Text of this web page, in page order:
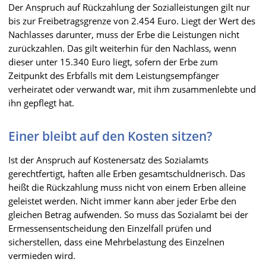
Der Anspruch auf Rückzahlung der Sozialleistungen gilt nur
bis zur Freibetragsgrenze von 2.454 Euro. Liegt der Wert des
Nachlasses darunter, muss der Erbe die Leistungen nicht
zurückzahlen. Das gilt weiterhin für den Nachlass, wenn
dieser unter 15.340 Euro liegt, sofern der Erbe zum
Zeitpunkt des Erbfalls mit dem Leistungsempfänger
verheiratet oder verwandt war, mit ihm zusammenlebte und
ihn gepflegt hat.
Einer bleibt auf den Kosten sitzen?
Ist der Anspruch auf Kostenersatz des Sozialamts
gerechtfertigt, haften alle Erben gesamtschuldnerisch. Das
heißt die Rückzahlung muss nicht von einem Erben alleine
geleistet werden. Nicht immer kann aber jeder Erbe den
gleichen Betrag aufwenden. So muss das Sozialamt bei der
Ermessensentscheidung den Einzelfall prüfen und
sicherstellen, dass eine Mehrbelastung des Einzelnen
vermieden wird.